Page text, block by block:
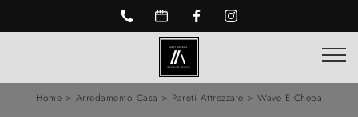
Home > Arredamento Casa > Pareti Attrezzate > Wave E Cheba